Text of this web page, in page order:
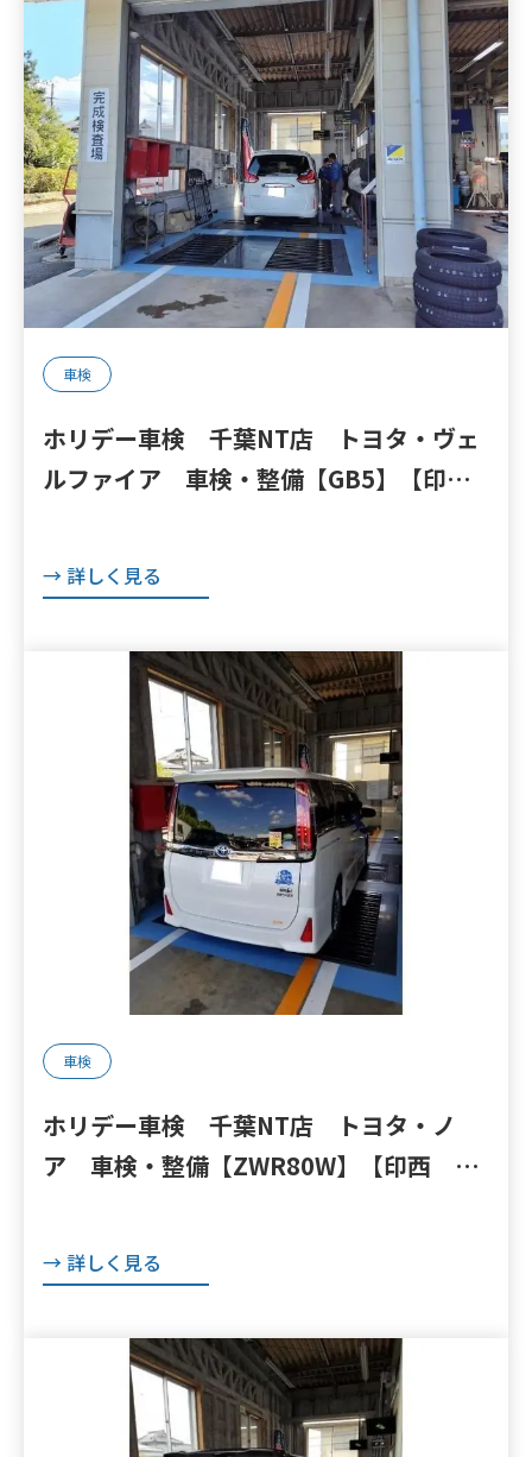
車検
ホリデー車検 千葉NT店 トヨタ・ヴェ
ルファイア 車検・整備【GB5】【印
代 栄町 の点検・整備はオートランナ
ーへ！】
→ 詳しく見る
車検
ホリデー車検 千葉NT店 トヨタ・ノ
ア 車検・整備【ZWR80W】【印西 我
町 の点検・整備はオートランナー
へ！】
→ 詳しく見る